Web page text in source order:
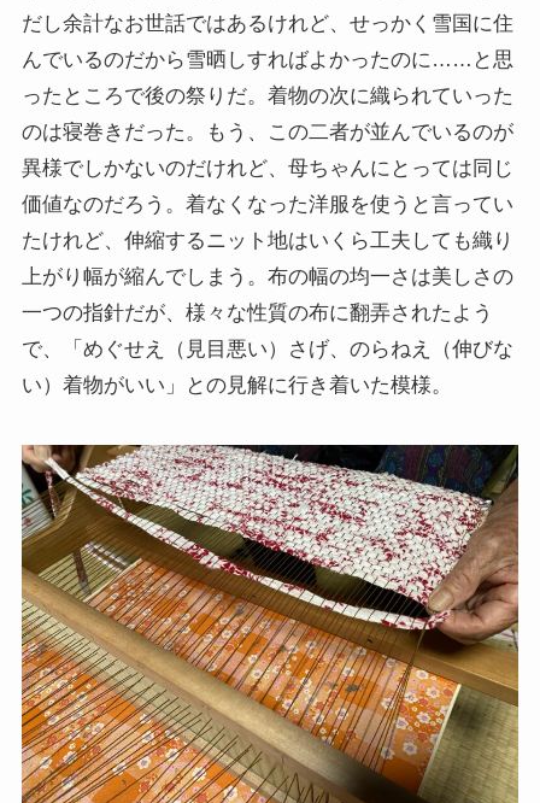
だし余計なお世話ではあるけれど、せっかく雪国に住
んでいるのだから雪晒しすればよかったのに……と思
ったところで後の祭りだ。着物の次に織られていった
のは寝巻きだった。もう、この二者が並んでいるのが
異様でしかないのだけれど、母ちゃんにとっては同じ
価値なのだろう。着なくなった洋服を使うと言ってい
たけれど、伸縮するニット地はいくら工夫しても織り
上がり幅が縮んでしまう。布の幅の均一さは美しさの
一つの指針だが、様々な性質の布に翻弄されたよう
で、「めぐせえ（見目悪い）さげ、のらねえ（伸びな
い）着物がいい」との見解に行き着いた模様。